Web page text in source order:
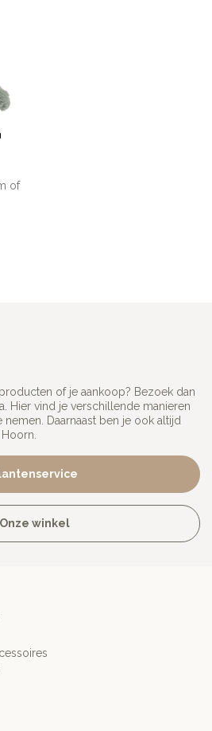
of
of je aankoop? Bezoek dan
Hier vind je verschillende manieren
Daarnaast ben je ook altijd
Onze winkel